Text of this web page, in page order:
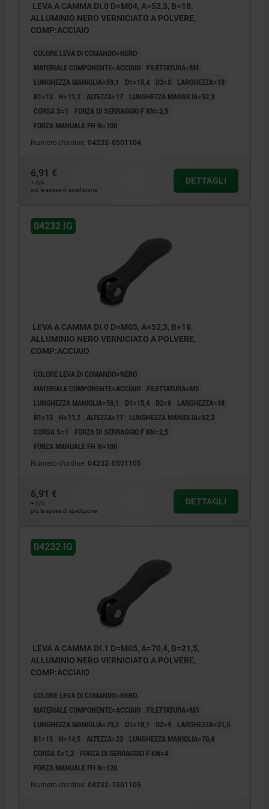
LEVA A CAMMA DI.0 D=M04, A=52,3, B=18,
ALLUMINIO NERO VERNICIATO A POLVERE,
COMP:ACCIAIO
COLORE LEVA DI COMANDO=NERO
MATERIALE COMPONENTE=ACCIAIO
FILETTATURA=M4
LUNGHEZZA MANIGLIA=59,1
D1=15,4 D2=8
LARGHEZZA=18
B1=13
H=11,2 ALTEZZA=17
LUNGHEZZA MANIGLIA=52,3
CORSA S=1
FORZA DI SERRAGGIO F KN=2,5
FORZA MANUALE FH N=100
Numero d’ordine: 04232-0501104
6,91 €
+ IVA
più le spese di spedizione
DETTAGLI
04232 IG
LEVA A CAMMA DI.0 D=M05, A=52,3, B=18,
ALLUMINIO NERO VERNICIATO A POLVERE,
COMP:ACCIAIO
COLORE LEVA DI COMANDO=NERO
MATERIALE COMPONENTE=ACCIAIO
FILETTATURA=M5
LUNGHEZZA MANIGLIA=59,1
D1=15,4 D2=8
LARGHEZZA=18
B1=13
H=11,2 ALTEZZA=17
LUNGHEZZA MANIGLIA=52,3
CORSA S=1
FORZA DI SERRAGGIO F KN=2,5
FORZA MANUALE FH N=100
Numero d’ordine: 04232-0501105
6,91 €
+ IVA
più le spese di spedizione
DETTAGLI
04232 IG
LEVA A CAMMA DI.1 D=M05, A=70,4, B=21,5,
ALLUMINIO NERO VERNICIATO A POLVERE,
COMP:ACCIAIO
COLORE LEVA DI COMANDO=NERO
MATERIALE COMPONENTE=ACCIAIO
FILETTATURA=M5
LUNGHEZZA MANIGLIA=79,2
D1=18,1 D2=9
LARGHEZZA=21,5
B1=15
H=14,5 ALTEZZA=22
LUNGHEZZA MANIGLIA=70,4
CORSA S=1,2
FORZA DI SERRAGGIO F KN=4
FORZA MANUALE FH N=120
Numero d’ordine: 04232-1501105